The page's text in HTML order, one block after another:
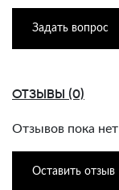
Задать вопрос
ОТЗЫВЫ (0)
Отзывов пока нет
Оставить отзыв